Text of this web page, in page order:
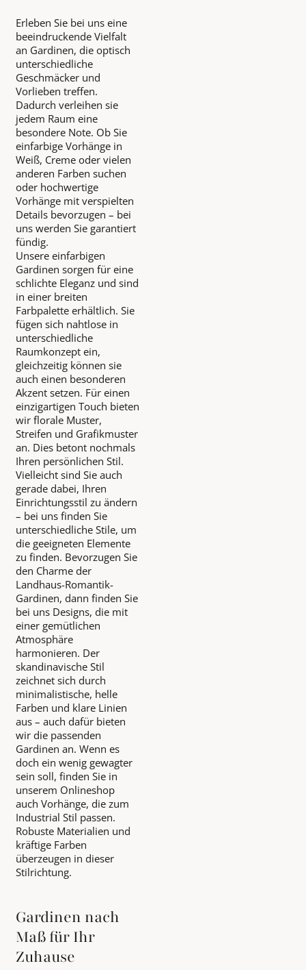
Erleben Sie bei uns eine
beeindruckende Vielfalt
an Gardinen, die optisch
unterschiedliche
Geschmäcker und
Vorlieben treffen.
Dadurch verleihen sie
jedem Raum eine
besondere Note. Ob Sie
einfarbige Vorhänge in
Weiß, Creme oder vielen
anderen Farben suchen
oder hochwertige
Vorhänge mit verspielten
Details bevorzugen – bei
uns werden Sie garantiert
fündig.
Unsere einfarbigen
Gardinen sorgen für eine
schlichte Eleganz und sind
in einer breiten
Farbpalette erhältlich. Sie
fügen sich nahtlose in
unterschiedliche
Raumkonzept ein,
gleichzeitig können sie
auch einen besonderen
Akzent setzen. Für einen
einzigartigen Touch bieten
wir florale Muster,
Streifen und Grafikmuster
an. Dies betont nochmals
Ihren persönlichen Stil.
Vielleicht sind Sie auch
gerade dabei, Ihren
Einrichtungsstil zu ändern
– bei uns finden Sie
unterschiedliche Stile, um
die geeigneten Elemente
zu finden. Bevorzugen Sie
den Charme der
Landhaus-Romantik-
Gardinen, dann finden Sie
bei uns Designs, die mit
einer gemütlichen
Atmosphäre
harmonieren. Der
skandinavische Stil
zeichnet sich durch
minimalistische, helle
Farben und klare Linien
aus – auch dafür bieten
wir die passenden
Gardinen an. Wenn es
doch ein wenig gewagter
sein soll, finden Sie in
unserem Onlineshop
auch Vorhänge, die zum
Industrial Stil passen.
Robuste Materialien und
kräftige Farben
überzeugen in dieser
Stilrichtung.
Gardinen nach
Maß für Ihr
Zuhause